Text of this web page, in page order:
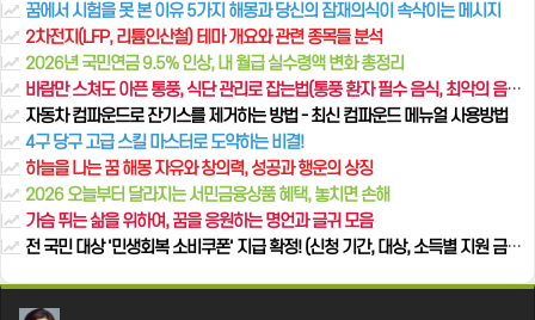
꿈에서 시험을 못 본 이유 5가지 해몽과 당신의 잠재의식이 속삭이는 메시지
2차전지(LFP, 리튬인산철) 테마 개요와 관련 종목들 분석
2026년 국민연금 9.5% 인상, 내 월급 실수령액 변화 총정리
바람만 스쳐도 아픈 통풍, 식단 관리로 잡는법(통풍 환자 필수 음식, 최악의 음식 리스트)
자동차 컴파운드로 잔기스를 제거하는 방법 - 최신 컴파운드 메뉴얼 사용방법
4구 당구 고급 스킬 마스터로 도약하는 비결!
하늘을 나는 꿈 해몽 자유와 창의력, 성공과 행운의 상징
2026 오늘부터 달라지는 서민금융상품 혜택, 놓치면 손해
가슴 뛰는 삶을 위하여, 꿈을 응원하는 명언과 글귀 모음
전 국민 대상 '민생회복 소비쿠폰' 지급 확정! (신청 기간, 대상, 소득별 지원 금액 완벽 가이드)